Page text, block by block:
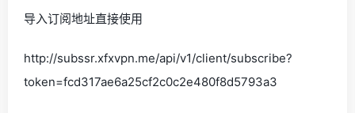
导入订阅地址直接使用
http://subssr.xfxvpn.me/api/v1/client/subscribe?
token=fcd317ae6a25cf2c0c2e480f8d5793a3